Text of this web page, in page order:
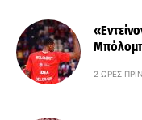
2 ΏΡΕΣ ΠΡΙΝ